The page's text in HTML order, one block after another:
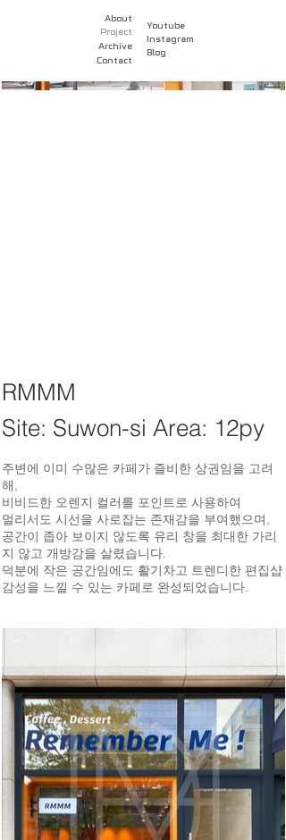
About
Project
Archive
Contact
Youtube
Instagram
Blog
RMMM
Site: Suwon-si Area: 12py
주변에 이미 수많은 카페가 즐비한 상권임을 고려
해,
비비드한 오렌지 컬러를 포인트로 사용하여
멀리서도 시선을 사로잡는 존재감을 부여했으며,
공간이 좁아 보이지 않도록 유리 창을 최대한 가리
지 않고 개방감을 살렸습니다.
덕분에 작은 공간임에도 활기차고 트렌디한 편집샵
감성을 느낄 수 있는 카페로 완성되었습니다.